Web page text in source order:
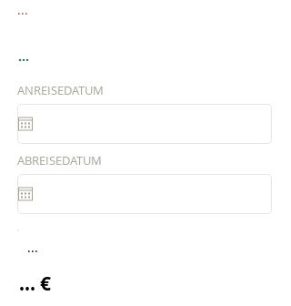
...
...
ANREISEDATUM
ABREISEDATUM
...
... €